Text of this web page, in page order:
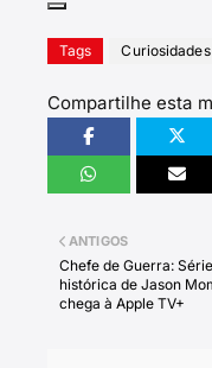
Tags Curiosidades
Compartilhe esta
ANTIGOS
Chefe de Guerra: Série
histórica de Jason
chega à Apple TV+